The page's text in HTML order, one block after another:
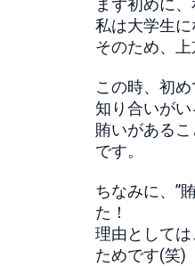
まず初めに
私は大学生
そのため、
この時、初
知り合いがい
賄いがあるこ
です。
ちなみに、”
た！
理由として
ためです(笑)